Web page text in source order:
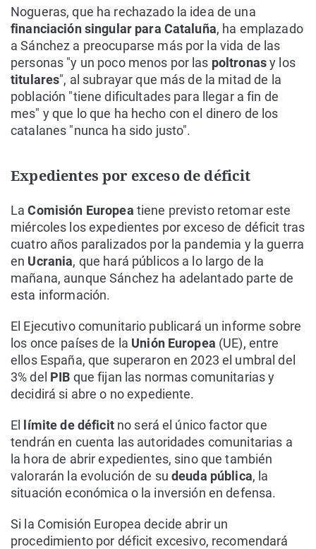
Nogueras, que ha rechazado la idea de una
financiación singular para Cataluña, ha emplazado
a Sánchez a preocuparse más por la vida de las
personas "y un poco menos por las poltronasy los
titulares", al subrayar que más de la mitad de la
población "tiene dificultades para llegar a fin de
mes" y que lo que ha hecho con el dinero de los
catalanes "nunca ha sido justo".
Expedientes por exceso de déficit
LaComisión Europea tiene previsto retomar este
miércoles los expedientes por exceso de déficit tras
cuatro años paralizados por la pandemia y la guerra
en Ucrania, que hará públicos a lo largo de la
mañana, aunque Sánchez ha adelantado parte de
esta información.
El Ejecutivo comunitario publicará un informe sobre
los once países de la Unión Europea (UE), entre
ellos España, que superaron en 2023 el umbral del
3% del PIB que fijan las normas comunitarias y
decidirá si abre o no expediente.
El límite de déficitno será el único factor que
tendrán en cuenta las autoridades comunitarias a
la hora de abrir expedientes, sino que también
valorarán la evolución de sudeuda pública, la
situación económica o la inversión en defensa.
Si la Comisión Europea decide abrir un
procedimiento por déficit excesivo, recomendará